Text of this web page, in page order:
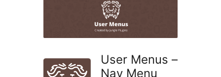
User Menus –
Nav Menu